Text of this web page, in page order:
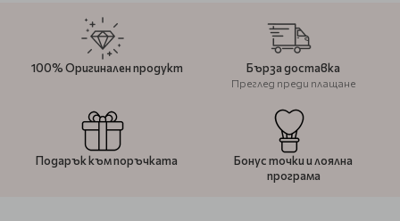
100% Оригинален продукт Бърза доставка
Преглед преди плащане
Подарък към поръчката
Бонус точки и лоялна
програма